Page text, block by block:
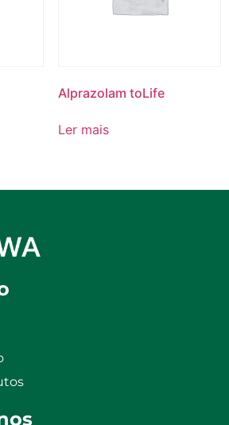
Alprazolam toLife
Ler mais